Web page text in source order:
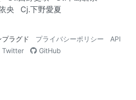
央 Cj.下野愛夏
ラグド プライバシーポリシー
API
Twitter
GitHub